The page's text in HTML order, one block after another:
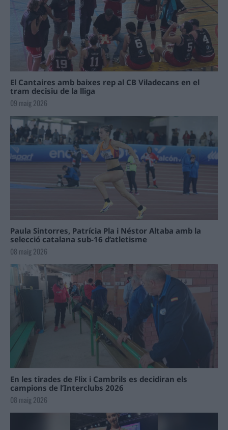
El Cantaires amb baixes rep al CB Viladecans en el
tram decisiu de la lliga
09 maig 2026
Paula Sintorres, Patrícia Pla i Néstor Altaba amb la
selecció catalana sub-16 d’atletisme
08 maig 2026
En les tirades de Flix i Cambrils es decidiran els
campions de l’Interclubs 2026
08 maig 2026